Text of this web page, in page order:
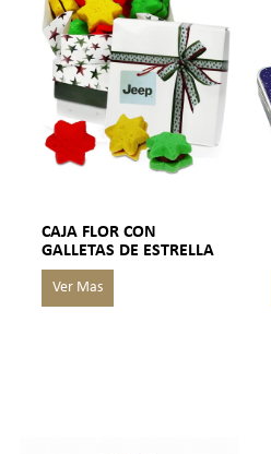
CAJA FLOR CON
GALLETAS DE ESTRELLA